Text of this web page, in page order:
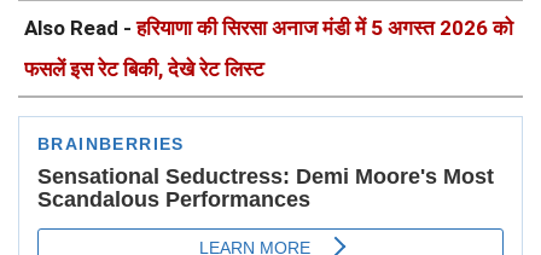
Also Read -हरियाणा की सिरसा अनाज मंडी में 5 अगस्त 2026 को
फसलें इस रेट बिकी, देखे रेट लिस्ट